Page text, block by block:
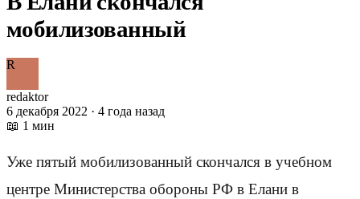
мобилизованный
R
redaktor
6 декабря 2022 · 4 года назад
📖 1 мин
Уже пятый мобилизованный скончался в учебном
центре Министерства обороны РФ в Елани в